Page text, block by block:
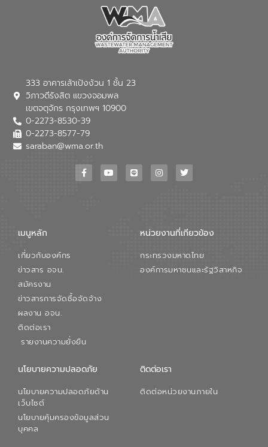
333 อาคารเล้าเป้งง้วน 1 ชั้น 23
วิภาวดีรังสิต แขวงจอมพล
เขตจตุจักร กรุงเทพฯ 10900
0-2273-8530-39
0-2273-8577-79
saraban@wma.or.th
เมนูหลัก
เกี่ยวกับองค์กร
ข่าวสาร อจน.
สมัครงาน
ข่าวสารการจัดซื้อจัดจ้าง
ผลงาน อจน.
ติดต่อเรา
รายงานความยั่งยืน
หน่วยงานที่เกียวข้อง
กระทรวงมหาดไทย
องค์การมหาชนและรัฐวิสาหกิจ
นโยบายความปลอดภัย
นโยบายความปลอดภัยด้าน
เว็บไซต์
นโยบายคุ้มครองข้อมูลส่วน
บุคคล
ติดต่อเรา
ติดต่อหน่วยงานภายใน